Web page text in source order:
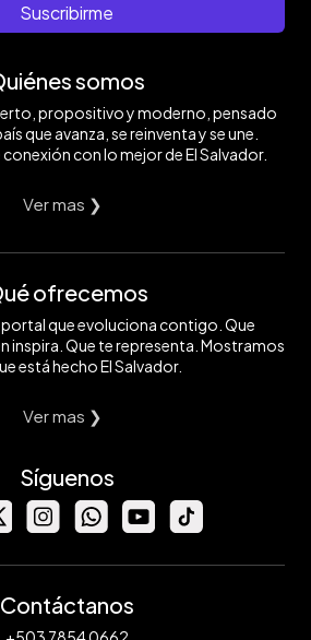
Suscribirme
somos
propositivo y moderno, pensado
que avanza, se reinventa y se une.
con lo mejor de El Salvador.
Ver mas ❯
ofrecemos
que evoluciona contigo. Que
inspira. Que te representa. Mostramos
está hecho El Salvador.
Ver mas ❯
Síguenos
Contáctanos